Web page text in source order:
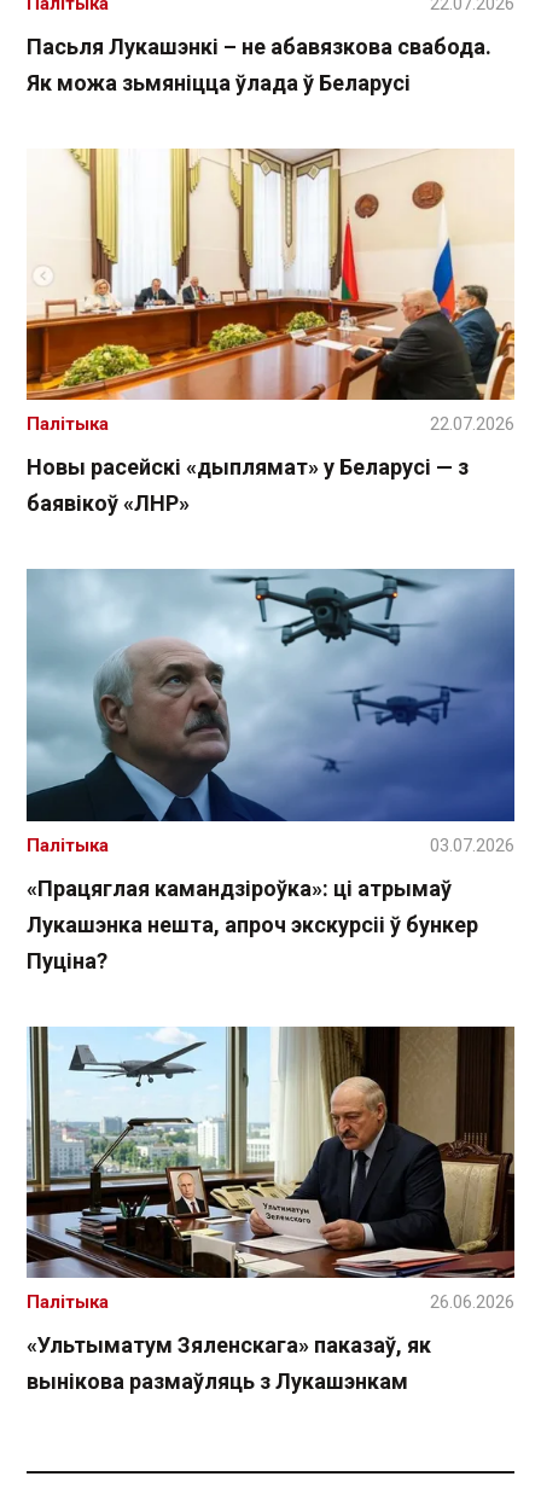
Пасьля Лукашэнкі – не абавязкова свабода.
Як можа зьмяніцца ўлада ў Беларусі
Новы расейскі «дыплямат» у Беларусі — з
баявікоў «ЛНР»
Палітыка 22.07.2026
«Працяглая камандзіроўка»: ці атрымаў
Лукашэнка нешта, апроч экскурсіі ў бункер
Пуціна?
Палітыка 03.07.2026
«Ультыматум Зяленскага» паказаў, як
вынікова размаўляць з Лукашэнкам
Палітыка 26.06.2026